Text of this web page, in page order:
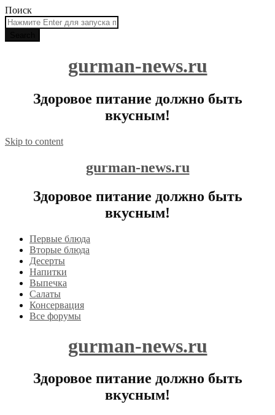
Поиск
gurman-news.ru
Здоровое питание должно быть
вкусным!
Skip to content
gurman-news.ru
Здоровое питание должно быть
вкусным!
Первые блюда
Вторые блюда
Десерты
Напитки
Выпечка
Салаты
Консервация
Все форумы
gurman-news.ru
Здоровое питание должно быть
вкусным!